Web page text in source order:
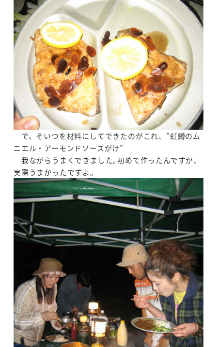
で、そいつを材料にしてできたのがこれ、”虹鱒のム
ニエル・アーモンドソースがけ”
我ながらうまくできました｡初めて作ったんですが、
実際うまかったですよ｡